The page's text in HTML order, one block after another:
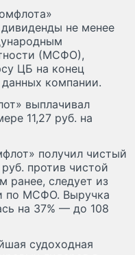
дивиденды не менее
(МСФО),
ЦБ на конец
данных компании.
выплачивал
11,27 руб. на
получил чистый
против чистой
ранее, следует из
по МСФО. Выручка
на 37% — до 108
судоходная